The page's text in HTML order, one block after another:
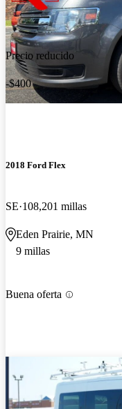
Precio reducido
-$400
2018 Ford Flex
SE 108,201 millas
Eden Prairie, MN
9 millas
Buena oferta